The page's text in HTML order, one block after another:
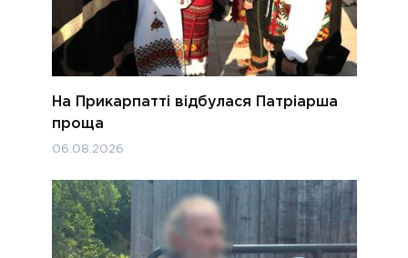
На Прикарпатті відбулася Патріарша
проща
06.08.2026